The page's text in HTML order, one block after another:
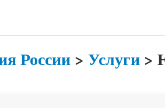
России> Услуги>